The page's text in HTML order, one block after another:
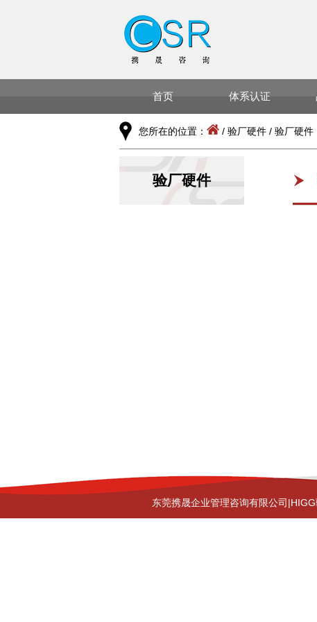
首页 体系认证
您所在的位置： / 验厂硬件 / 验厂硬件
验厂硬件
东莞携晟企业管理咨询有限公司